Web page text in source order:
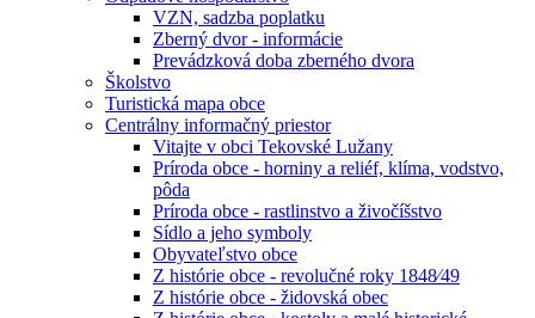
VZN, sadzba poplatku
Zberný dvor - informácie
Prevádzková doba zberného dvora
Školstvo
Turistická mapa obce
Centrálny informačný priestor
Vitajte v obci Tekovské Lužany
Príroda obce - horniny a reliéf, klíma, vodstvo,
pôda
Príroda obce - rastlinstvo a živočíšstvo
Sídlo a jeho symboly
Obyvateľstvo obce
Z histórie obce - revolučné roky 1848⁄49
Z histórie obce - židovská obec